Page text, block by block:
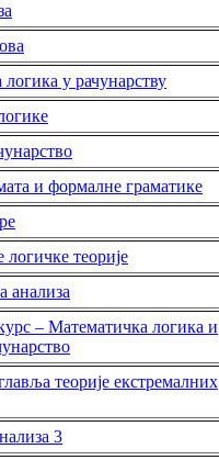
у рачунарству
и формалне граматике
теорије
анализа
– Математичка логика и
теорије екстремалних
3